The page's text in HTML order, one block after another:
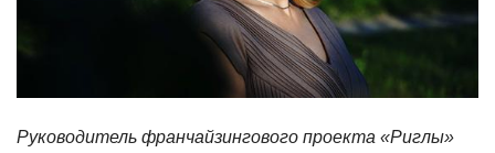
Руководитель франчайзингового проекта «Риглы»